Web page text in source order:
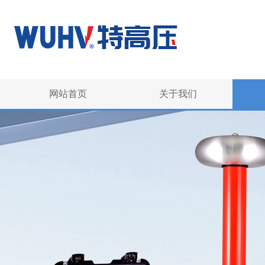
网站首页 关于我们